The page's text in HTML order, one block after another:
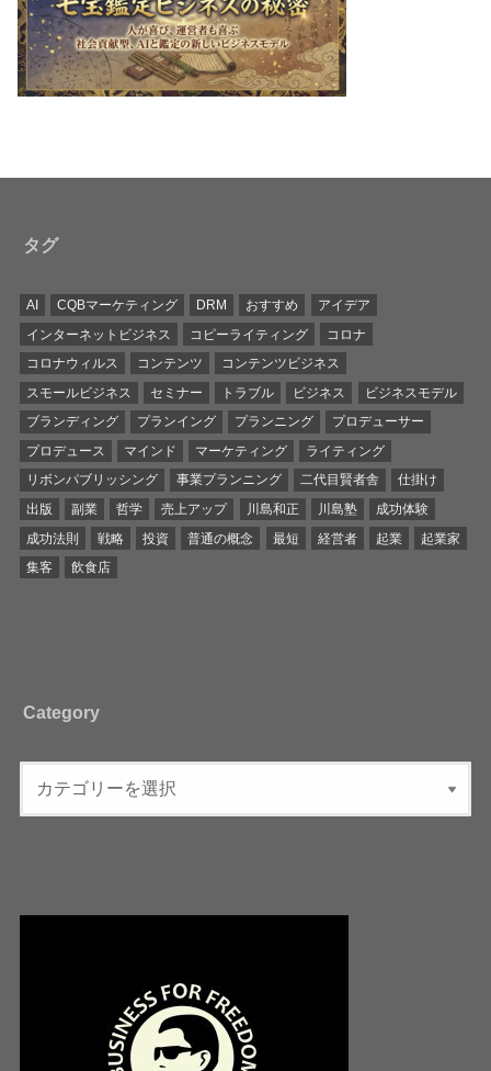
タグ
AI CQBマーケティング DRM おすすめ
アイデア
インターネットビジネス
コピーライティング
コロナ
コロナウィルス
コンテンツ
コンテンツビジネス
スモールビジネス
セミナー トラブル ビジネス
ビジネスモデル
ブランディング
プランイング プランニング
プロデューサー
プロデュース
マインド マーケティング
ライティング
リボンパブリッシング
事業プランニング 二代目賢者舎
仕掛け
出版
副業 哲学 売上アップ 川島和正 川島塾
成功体験
成功法則
戦略 投資 普通の概念 最短 経営者 起業
起業家
集客
飲食店
Category